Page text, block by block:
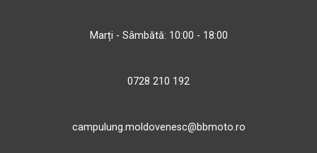
Marți - Sâmbătă: 10:00 - 18:00
0728 210 192
campulung.moldovenesc@bbmoto.ro